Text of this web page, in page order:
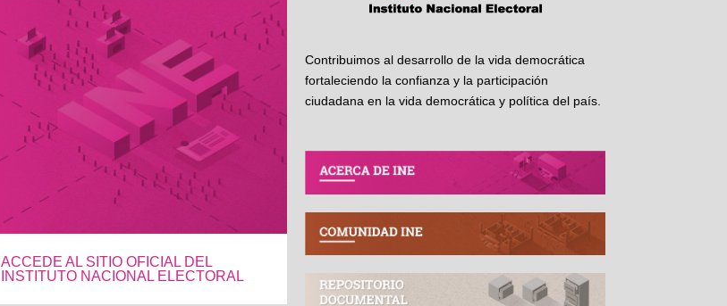
ACCEDE AL SITIO OFICIAL DEL
INSTITUTO NACIONAL ELECTORAL
Contribuimos al desarrollo de la vida democrática
fortaleciendo la confianza y la participación
ciudadana en la vida democrática y política del país.